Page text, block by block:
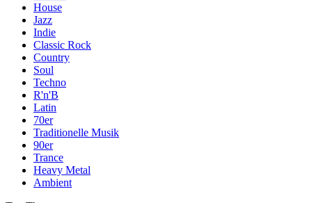
House
Jazz
Indie
Classic Rock
Country
Soul
Techno
R'n'B
Latin
70er
Traditionelle Musik
90er
Trance
Heavy Metal
Ambient